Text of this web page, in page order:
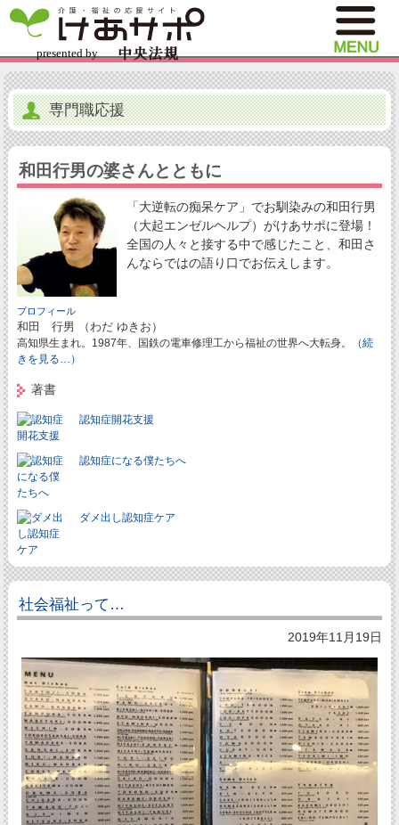
専門職応援
和田行男の婆さんとともに
「大逆転の痴呆ケア」でお馴染みの和田行男
（大起エンゼルヘルプ）がけあサポに登場！
全国の人々と接する中で感じたこと、和田さ
んならではの語り口でお伝えします。
プロフィール
和田 行男 （わだ ゆきお）
高知県生まれ。1987年、国鉄の電車修理工から福祉の世界へ大転身。
（続
きを見る…）
著書
認知症開花支援
認知症になる僕たちへ
ダメ出し認知症ケア
社会福祉って…
2019年11月19日